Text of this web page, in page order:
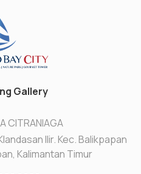
Gallery
CITRANIAGA
Ilir. Kec. Balikpapan
Kalimantan Timur